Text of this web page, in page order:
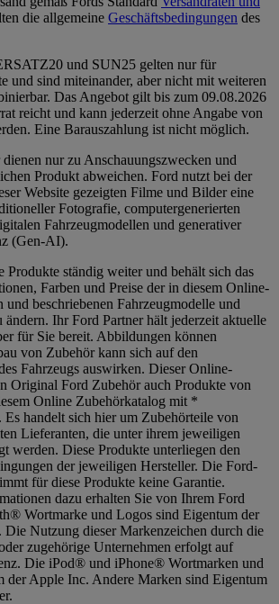
die allgemeine Geschäftsbedingungen des
und SUN25 gelten nur für
und sind miteinander, aber nicht mit weiteren
Das Angebot gilt bis zum 09.08.2026
reicht und kann jederzeit ohne Angabe von
Eine Barauszahlung ist nicht möglich.
nur zu Anschauungszwecken und
Produkt abweichen. Ford nutzt bei der
Website gezeigten Filme und Bilder eine
Fotografie, computergenerierten
Fahrzeugmodellen und generativer
(Gen-AI).
Produkte ständig weiter und behält sich das
Farben und Preise der in diesem Online-
und beschriebenen Fahrzeugmodelle und
ändern. Ihr Ford Partner hält jederzeit aktuelle
für Sie bereit. Abbildungen können
von Zubehör kann sich auf den
Fahrzeugs auswirken. Dieser Online-
Original Ford Zubehör auch Produkte von
Online Zubehörkatalog mit *
Es handelt sich hier um Zubehörteile von
Lieferanten, die unter ihrem jeweiligen
werden. Diese Produkte unterliegen den
der jeweiligen Hersteller. Die Ford-
für diese Produkte keine Garantie.
dazu erhalten Sie von Ihrem Ford
Wortmarke und Logos sind Eigentum der
Nutzung dieser Markenzeichen durch die
zugehörige Unternehmen erfolgt auf
Die iPod® und iPhone® Wortmarken und
der Apple Inc. Andere Marken sind Eigentum